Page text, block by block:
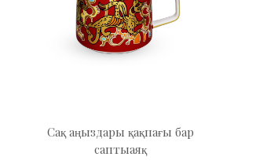
Сақ аңыздары қақпағы бар
саптыаяқ